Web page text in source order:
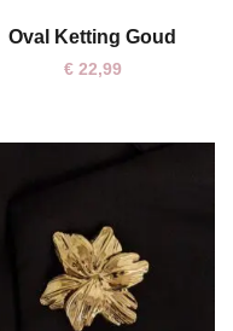
One size
Oval Ketting Goud
€22,99